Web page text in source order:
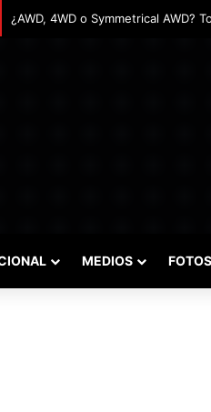
Remontadas marcaron el inicio
MEDIOS FOTOS